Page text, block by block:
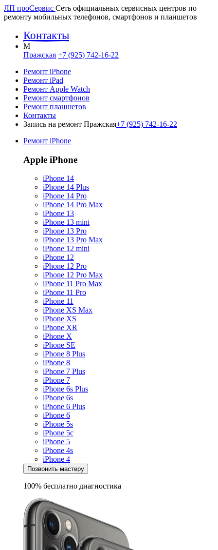
ЛП проСервис Сеть официальных сервисных центров по
ремонту мобильных телефонов, смартфонов и планшетов
Контакты
M
Пражская +7 (925) 742-16-22
Ремонт iPhone
Ремонт iPad
Ремонт Apple Watch
Ремонт смартфонов
Ремонт планшетов
Контакты
Запись на ремонт Пражская+7 (925) 742-16-22
Ремонт iPhone
Apple iPhone
iPhone 14
iPhone 14 Plus
iPhone 14 Pro
iPhone 14 Pro Max
iPhone 13
iPhone 13 mini
iPhone 13 Pro
iPhone 13 Pro Max
iPhone 12 mini
iPhone 12
iPhone 12 Pro
iPhone 12 Pro Max
iPhone 11 Pro Max
iPhone 11 Pro
iPhone 11
iPhone XS Max
iPhone XS
iPhone XR
iPhone X
iPhone SE
iPhone 8 Plus
iPhone 8
iPhone 7 Plus
iPhone 7
iPhone 6s Plus
iPhone 6s
iPhone 6 Plus
iPhone 6
iPhone 5s
iPhone 5c
iPhone 5
iPhone 4s
iPhone 4
Позвонить мастеру
100% бесплатно диагностика